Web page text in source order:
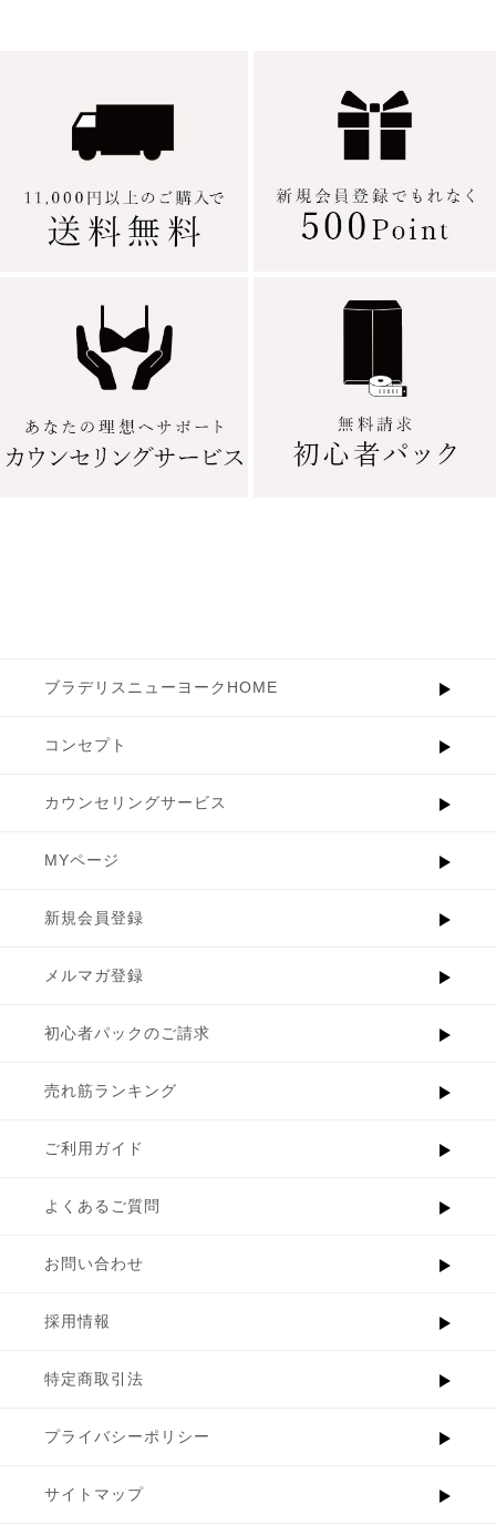
ブラデリスニューヨークHOME
コンセプト
カウンセリングサービス
MYページ
新規会員登録
メルマガ登録
初心者パックのご請求
売れ筋ランキング
ご利用ガイド
よくあるご質問
お問い合わせ
採用情報
特定商取引法
プライバシーポリシー
サイトマップ